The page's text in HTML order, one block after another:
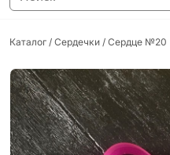
Каталог / Сердечки / Сердце №20